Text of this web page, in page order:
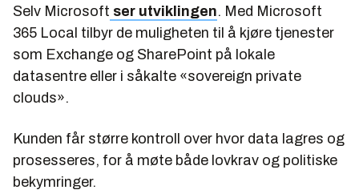
Selv Microsoft ser utviklingen. Med Microsoft
365 Local tilbyr de muligheten til å kjøre tjenester
som Exchange og SharePoint på lokale
datasentre eller i såkalte «sovereign private
clouds».
Kunden får større kontroll over hvor data lagres og
prosesseres, for å møte både lovkrav og politiske
bekymringer.